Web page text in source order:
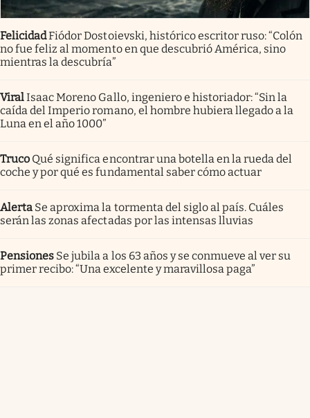
FelicidadFiódor Dostoievski, histórico escritor ruso: “Colón
no fue feliz al momento en que descubrió América, sino
mientras la descubría”
ViralIsaac Moreno Gallo, ingeniero e historiador: “Sin la
caída del Imperio romano, el hombre hubiera llegado a la
Luna en el año 1000”
Truco Qué significa encontrar una botella en la rueda del
coche y por qué es fundamental saber cómo actuar
Alerta Se aproxima la tormenta del siglo al país. Cuáles
serán las zonas afectadas por las intensas lluvias
Pensiones Se jubila a los 63 años y se conmueve al ver su
primer recibo: “Una excelente y maravillosa paga”